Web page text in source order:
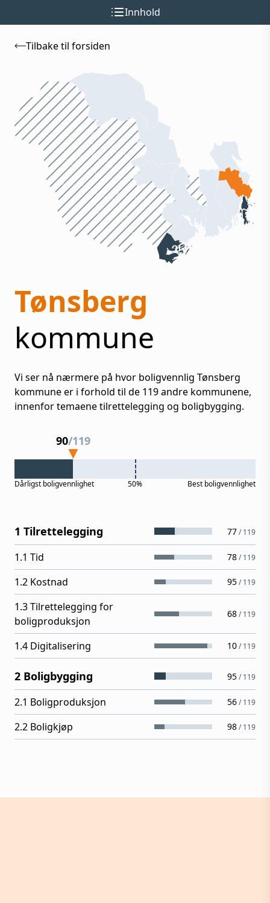
Tilbake til forsiden
Tønsberg
kommune
Vi ser nå nærmere på hvor boligvennlig Tønsberg
kommune er i forhold til de 119andre kommunene,
innenfor temaene tilrettelegging og boligbygging.
90/119
Dårligst boligvennlighet 50% Best boligvennlighet
1 Tilrettelegging 77/119
1.1 Tid 78/119
1.2 Kostnad 95/119
1.3 Tilrettelegging for
boligproduksjon
68/119
1.4 Digitalisering 10/119
2 Boligbygging 95/119
2.1 Boligproduksjon 56/119
2.2 Boligkjøp 98/119
Innhold